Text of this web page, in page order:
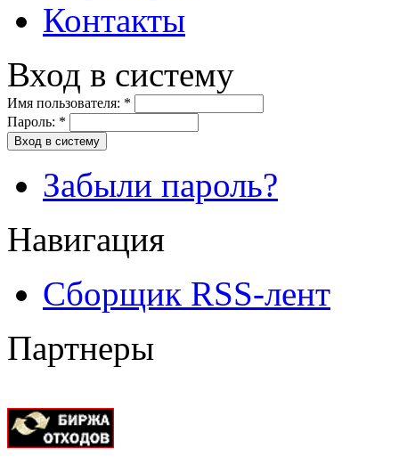
Контакты
Вход в систему
Имя пользователя: *
Пароль: *
Вход в систему
Забыли пароль?
Навигация
Сборщик RSS-лент
Партнеры